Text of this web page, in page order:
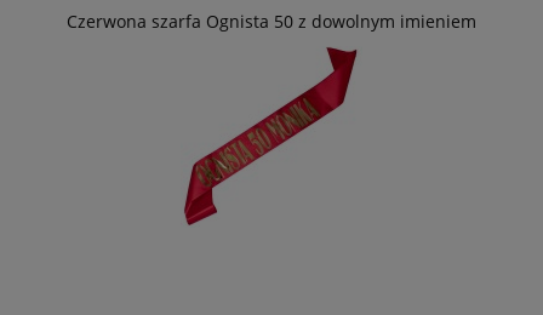
Czerwona szarfa Ognista 50 z dowolnym imieniem